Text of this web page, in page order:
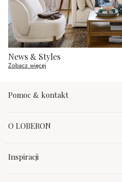
News & Styles
Zobacz więcej
Pomoc & kontakt
O LOBERON
Inspiracji